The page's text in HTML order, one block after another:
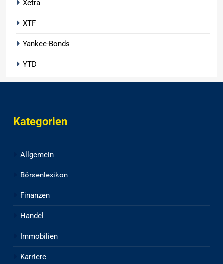
Xetra
XTF
Yankee-Bonds
YTD
Kategorien
Allgemein
Börsenlexikon
Finanzen
Handel
Immobilien
Karriere